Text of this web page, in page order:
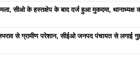
सीओ के हस्तक्षेप के बाद दर्ज हुआ मुकदमा, थानाध्यक्ष
से ग्रामीण परेशान, सीईओ जनपद पंचायत से लगाई